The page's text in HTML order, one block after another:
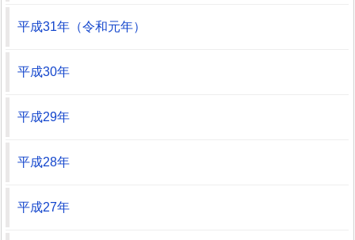
平成31年（令和元年）
平成30年
平成29年
平成28年
平成27年